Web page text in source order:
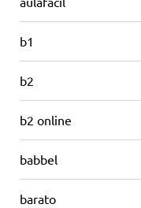
b1
b2
b2 online
babbel
barato